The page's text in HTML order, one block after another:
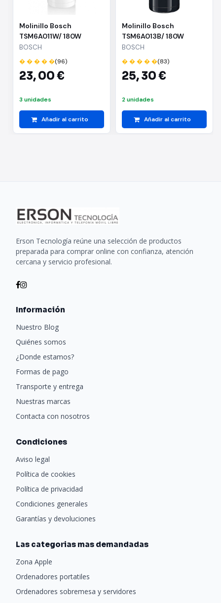
Molinillo Bosch
TSM6A011W/ 180W
BOSCH
� � � � �(96)
23,00 €
3 unidades
Añadir al carrito
Molinillo Bosch
TSM6A013B/ 180W
BOSCH
� � � � �(83)
25,30 €
2 unidades
Añadir al carrito
Erson Tecnología reúne una selección de productos
preparada para comprar online con confianza, atención
cercana y servicio profesional.
Información
Nuestro Blog
Quiénes somos
¿Donde estamos?
Formas de pago
Transporte y entrega
Nuestras marcas
Contacta con nosotros
Condiciones
Aviso legal
Política de cookies
Política de privacidad
Condiciones generales
Garantías y devoluciones
Las categorias mas demandadas
Zona Apple
Ordenadores portatiles
Ordenadores sobremesa y servidores